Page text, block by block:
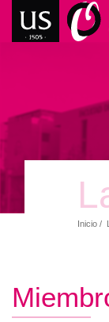
Pasar
Inicio